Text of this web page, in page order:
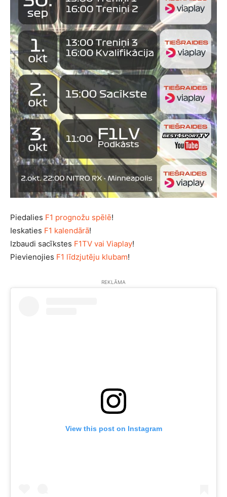
Piedalies F1 prognožu spēlē!
Ieskaties F1 kalendārā!
Izbaudi sacīkstes F1TV vai Viaplay!
Pievienojies F1 līdzjutēju klubam!
REKLĀMA
View this post on Instagram